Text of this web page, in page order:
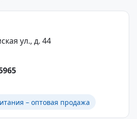
ул., д. 44
– оптовая продажа